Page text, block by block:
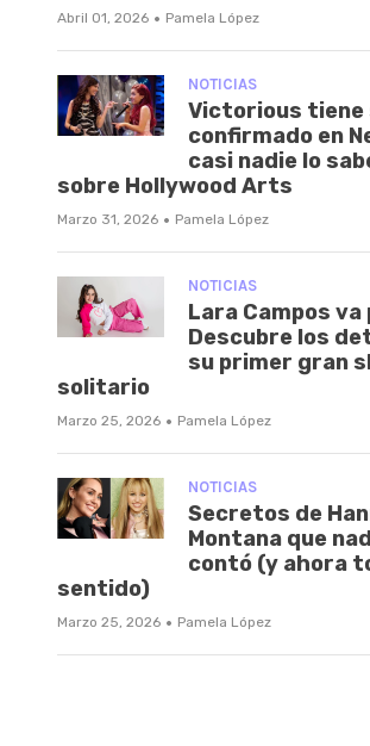
Abril 01, 2026 · Pamela López
NOTICIAS
Victorious tiene
confirmado en
casi nadie lo
sobre Hollywood Arts
Marzo 31, 2026 · Pamela López
NOTICIAS
Lara Campos
Descubre los
su primer gran
solitario
Marzo 25, 2026 · Pamela López
NOTICIAS
Secretos de
Montana que
contó (y ahora
sentido)
Marzo 25, 2026 · Pamela López